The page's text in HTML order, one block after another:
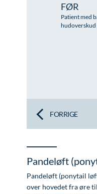
FØR
Patient med
hudoverskud
FORRIGE
Pandeløft
Pandeløft (ponytail
over hovedet fra øre